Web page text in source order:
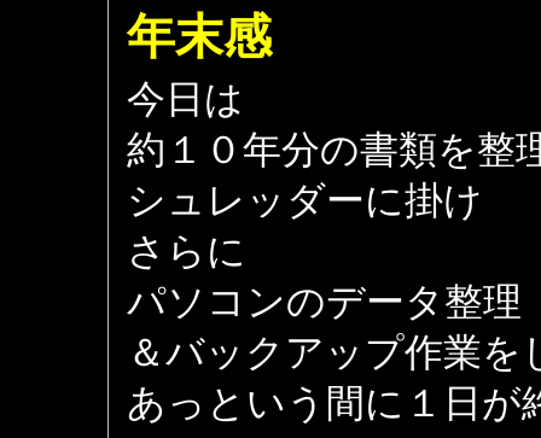
年末感
今日は
約１０年分の書類を整
シュレッダーに掛け
さらに
パソコンのデータ整理
＆バックアップ作業を
あっという間に１日が